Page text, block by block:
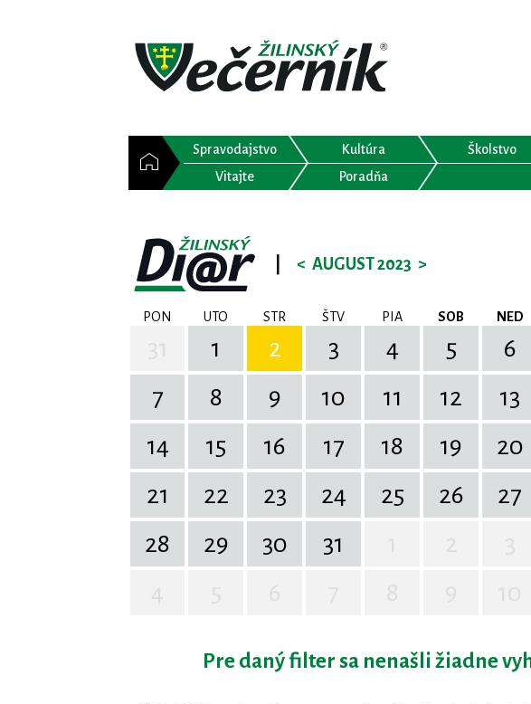
Spravodajstvo Kultúra Školstvo
Vitajte
Poradňa
< AUGUST 2023 >
PON UTO STR ŠTV PIA SOB NED
1 2 3 4 5
6
7
8 9 10 11 12
13
14
15 16 17 18 19
20
21
22 23 24 25 26
27
28
29 30 31
Pre daný filter sa nenašli žiadne